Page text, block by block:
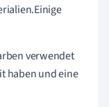
verwendet
haben und eine